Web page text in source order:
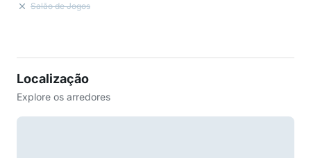
Salão de Jogos
Localização
Explore os arredores